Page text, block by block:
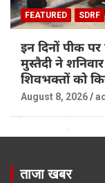
FEATURED SDRF
इन दिनों पीक पर
मुस्तैदी ने
शिवभक्तों को
August 8, 2026
ताजा खबर